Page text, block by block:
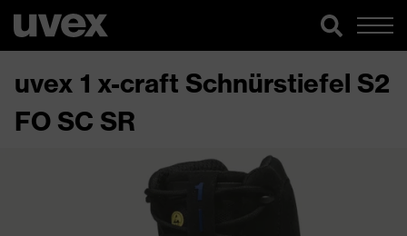
uvex 1 x-craft Schnürstiefel S2
FO SC SR